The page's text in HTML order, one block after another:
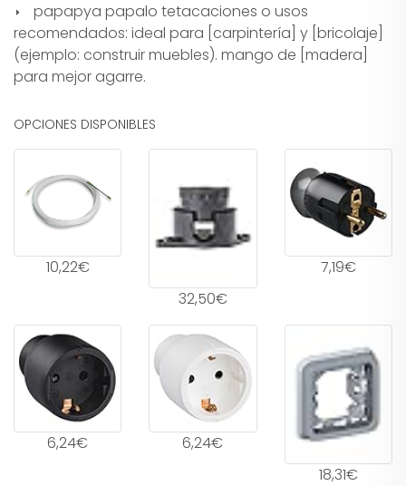
papapya papalo tetacaciones o usos
recomendados: ideal para [carpintería] y [bricolaje]
(ejemplo: construir muebles). mango de [madera]
para mejor agarre.
OPCIONES DISPONIBLES
10,22€
32,50€
7,19€
6,24€
6,24€
18,31€